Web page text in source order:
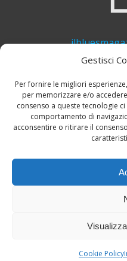
Gestisci
Per fornire le migliori
per memorizzare e/o
consenso a queste tecnologie
comportamento di
acconsentire o ritirare il
Cookie Policy
+39
© 2026 Il Blues